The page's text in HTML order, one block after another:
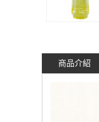
商品介紹